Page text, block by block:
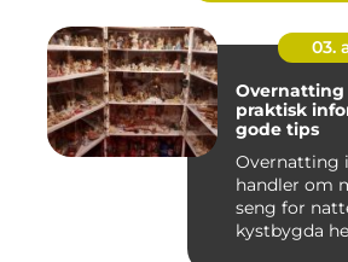
03.
praktisk
gode tips
Overnatting
handler om
seng for
kystbygda